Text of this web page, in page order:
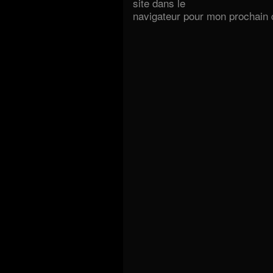
navigateur pour mon prochain